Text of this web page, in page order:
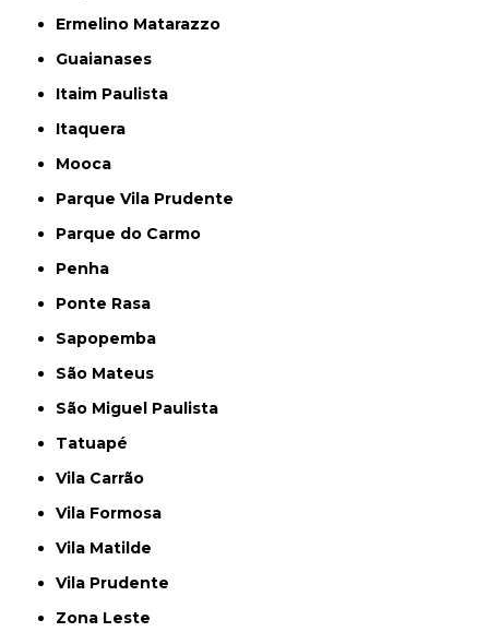
Ermelino Matarazzo
Guaianases
Itaim Paulista
Itaquera
Mooca
Parque Vila Prudente
Parque do Carmo
Penha
Ponte Rasa
Sapopemba
São Mateus
São Miguel Paulista
Tatuapé
Vila Carrão
Vila Formosa
Vila Matilde
Vila Prudente
Zona Leste